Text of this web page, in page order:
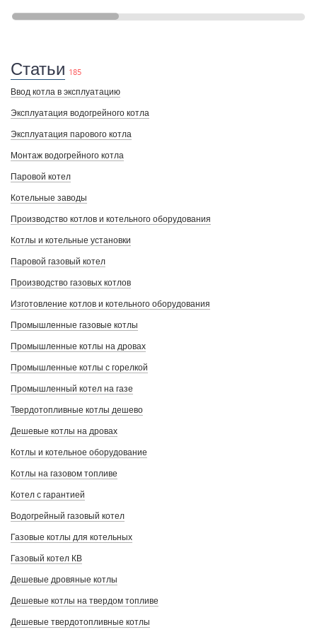
Статьи 185
Ввод котла в эксплуатацию
Эксплуатация водогрейного котла
Эксплуатация парового котла
Монтаж водогрейного котла
Паровой котел
Котельные заводы
Производство котлов и котельного оборудования
Котлы и котельные установки
Паровой газовый котел
Производство газовых котлов
Изготовление котлов и котельного оборудования
Промышленные газовые котлы
Промышленные котлы на дровах
Промышленные котлы с горелкой
Промышленный котел на газе
Твердотопливные котлы дешево
Дешевые котлы на дровах
Котлы и котельное оборудование
Котлы на газовом топливе
Котел с гарантией
Водогрейный газовый котел
Газовые котлы для котельных
Газовый котел КВ
Дешевые дровяные котлы
Дешевые котлы на твердом топливе
Дешевые твердотопливные котлы